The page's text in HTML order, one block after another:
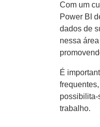
Com um
Power BI
dados de
nessa
É
possibilita-
trabalho.